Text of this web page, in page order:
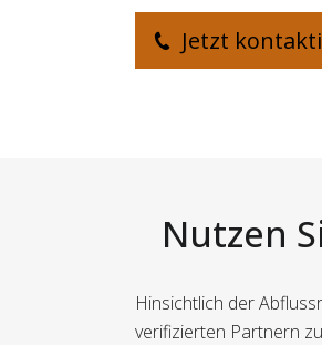
Jetzt
Nutzen
Hinsichtlich der
verifizierten Partnern